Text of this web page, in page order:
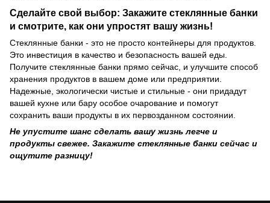
Сделайте свой выбор: Закажите стеклянные банки
и смотрите, как они упростят вашу жизнь!
Стеклянные банки - это не просто контейнеры для продуктов.
Это инвестиция в качество и безопасность вашей еды.
Получите стеклянные банки прямо сейчас, и улучшите способ
хранения продуктов в вашем доме или предприятии.
Надежные, экологически чистые и стильные - они придадут
вашей кухне или бару особое очарование и помогут
сохранить ваши продукты в их первозданном состоянии.
Не упустите шанс сделать вашу жизнь легче и
продукты свежее. Закажите стеклянные банки сейчас и
ощутите разницу!